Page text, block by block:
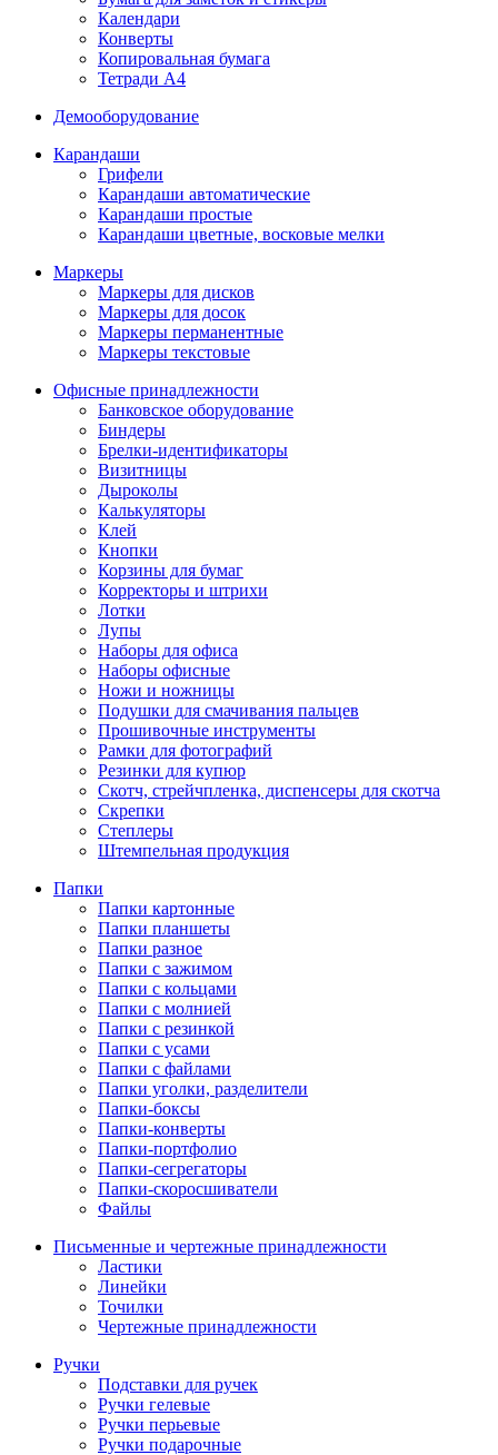
Календари
Конверты
Копировальная бумага
Тетради А4
Демооборудование
Карандаши
Грифели
Карандаши автоматические
Карандаши простые
Карандаши цветные, восковые мелки
Маркеры
Маркеры для дисков
Маркеры для досок
Маркеры перманентные
Маркеры текстовые
Офисные принадлежности
Банковское оборудование
Биндеры
Брелки-идентификаторы
Визитницы
Дыроколы
Калькуляторы
Клей
Кнопки
Корзины для бумаг
Корректоры и штрихи
Лотки
Лупы
Наборы для офиса
Наборы офисные
Ножи и ножницы
Подушки для смачивания пальцев
Прошивочные инструменты
Рамки для фотографий
Резинки для купюр
Скотч, стрейчпленка, диспенсеры для скотча
Скрепки
Степлеры
Штемпельная продукция
Папки
Папки картонные
Папки планшеты
Папки разное
Папки с зажимом
Папки с кольцами
Папки с молнией
Папки с резинкой
Папки с усами
Папки с файлами
Папки уголки, разделители
Папки-боксы
Папки-конверты
Папки-портфолио
Папки-сегрегаторы
Папки-скоросшиватели
Файлы
Письменные и чертежные принадлежности
Ластики
Линейки
Точилки
Чертежные принадлежности
Ручки
Подставки для ручек
Ручки гелевые
Ручки перьевые
Ручки подарочные